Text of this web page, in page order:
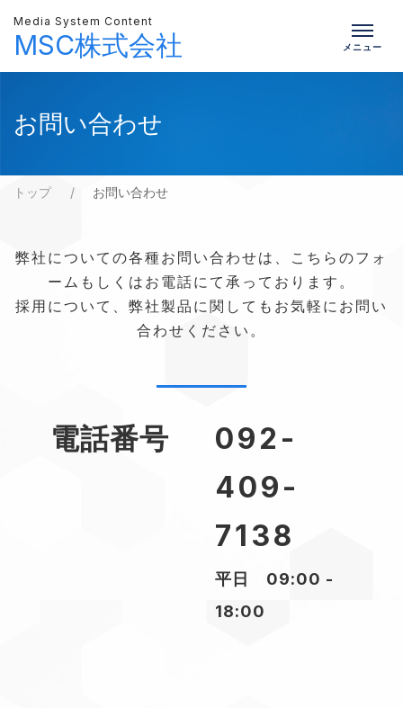
Media System Content
MSC株式会社
お問い合わせ
トップ お問い合わせ
弊社についての各種お問い合わせは、こちらのフォ
ームもしくはお電話にて承っております。
採用について、弊社製品に関してもお気軽にお問い
合わせください。
電話番号
092-
409-
7138
平日 09:00 -
18:00